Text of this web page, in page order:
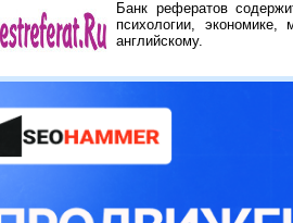
Банк рефератов
психологии,
английскому.